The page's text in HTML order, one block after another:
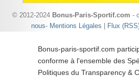
© 2012-2024 Bonus-Paris-Sportif.com -
nous- Mentions Légales Flux
Bonus-paris-sportif.com
conforme à l'ensemble des
Politiques du Transparency &